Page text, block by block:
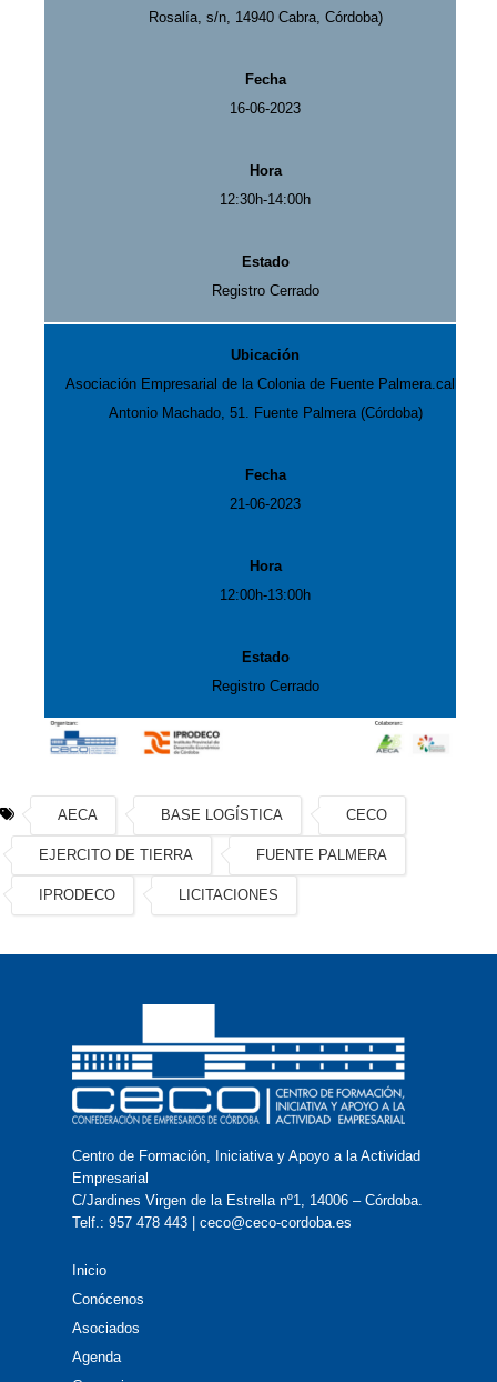
Rosalía, s/n, 14940 Cabra, Córdoba)
16-06-2023
12:30h-14:00h
Registro Cerrado
Asociación Empresarial de la Colonia de Fuente Palmera.calle
Antonio Machado, 51. Fuente Palmera (Córdoba)
21-06-2023
12:00h-13:00h
Registro Cerrado
AECA BASE LOGÍSTICA CECO
EJERCITO DE TIERRA FUENTE PALMERA
IPRODECO LICITACIONES
Centro de Formación, Iniciativa y Apoyo a la Actividad
Empresarial
C/Jardines Virgen de la Estrella nº1, 14006 – Córdoba.
Telf.: 957 478 443 | ceco@ceco-cordoba.es
Inicio
Conócenos
Asociados
Agenda